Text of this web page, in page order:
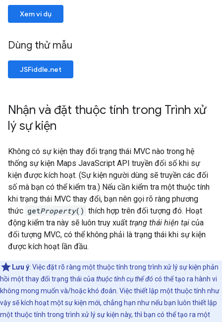
Xem ví dụ
Dùng thử mẫu
JSFiddle.net
Nhận và đặt thuộc tính trong Trình xử
lý sự kiện
Không có sự kiện thay đổi trạng thái MVC nào trong hệ
thống sự kiện Maps JavaScript API truyền đối số khi sự
kiện được kích hoạt. (Sự kiện người dùng sẽ truyền các đối
số mà bạn có thể kiểm tra.) Nếu cần kiểm tra một thuộc tính
khi trạng thái MVC thay đổi, bạn nên gọi rõ ràng phương
thức getProperty() thích hợp trên đối tượng đó. Hoạt
động kiểm tra này sẽ luôn truy xuất trạng thái hiện tại của
đối tượng MVC, có thể không phải là trạng thái khi sự kiện
được kích hoạt lần đầu.
Lưu ý: Việc đặt rõ ràng một thuộc tính trong trình xử lý sự kiện phản
hồi một thay đổi trạng thái củathuộc tính cụ thể đó có thể tạo ra hành vi
không mong muốn và/hoặc khó đoán. Việc thiết lập một thuộc tính như
vậy sẽ kích hoạt một sự kiện mới, chẳng hạn như nếu bạn luôn thiết lập
một thuộc tính trong trình xử lý sự kiện này, thì bạn có thể tạo ra một